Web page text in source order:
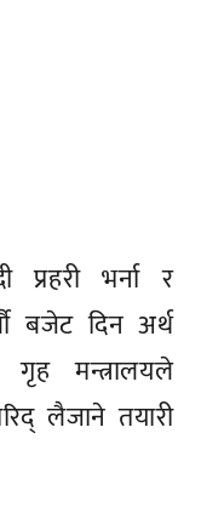
प्रहरी भर्ना र
बजेट दिन अर्थ
गृह मन्त्रालयले
लैजाने तयारी